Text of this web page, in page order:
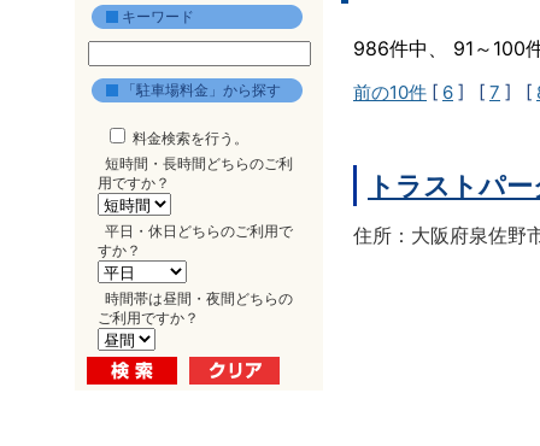
キーワード
「駐車場料金」から探す
料金検索を行う。
短時間・長時間どちらのご利
用ですか？
平日・休日どちらのご利用で
すか？
時間帯は昼間・夜間どちらの
ご利用ですか？
986件中、 91～100
前の10件 [ 6 ] [ 7 ] [
トラストパ
住所：大阪府泉佐野